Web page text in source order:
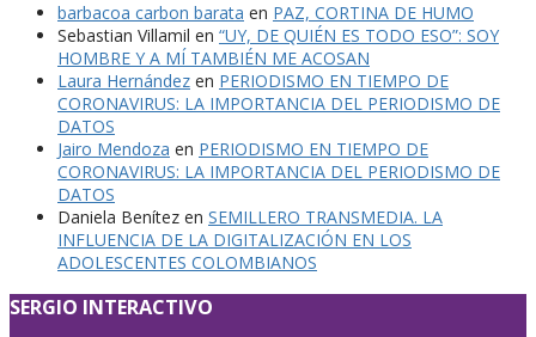
barbacoa carbon barata en PAZ, CORTINA DE HUMO
Sebastian Villamil en “UY, DE QUIÉN ES TODO ESO”: SOY
HOMBRE Y A MÍ TAMBIÉN ME ACOSAN
Laura Hernández en PERIODISMO EN TIEMPO DE
CORONAVIRUS: LA IMPORTANCIA DEL PERIODISMO DE
DATOS
Jairo Mendoza en PERIODISMO EN TIEMPO DE
CORONAVIRUS: LA IMPORTANCIA DEL PERIODISMO DE
DATOS
Daniela Benítez en SEMILLERO TRANSMEDIA. LA
INFLUENCIA DE LA DIGITALIZACIÓN EN LOS
ADOLESCENTES COLOMBIANOS
SERGIO INTERACTIVO